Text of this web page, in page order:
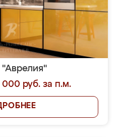
"Аврелия"
000 руб. за п.м.